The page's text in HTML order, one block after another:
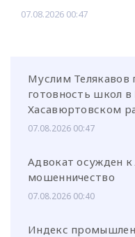
07.08.2026 00:47
Муслим Телякавов
готовность школ
Хасавюртовском
07.08.2026 00:47
Адвокат осужден
мошенничество
07.08.2026 00:40
Индекс